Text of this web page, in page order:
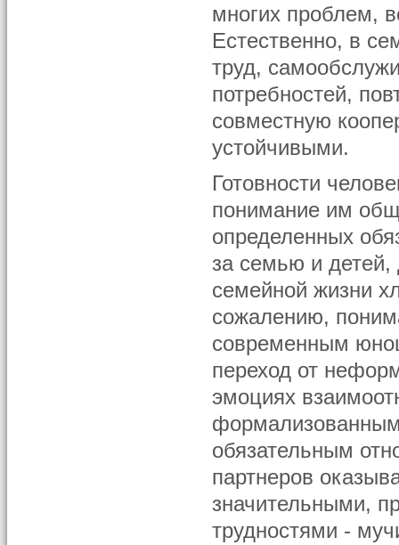
многих проблем,
Естественно, в
труд,
потребностей,
совместную
устойчивыми.
Готовности
понимание им
определенных
за семью и детей,
семейной жизни
сожалению,
современным
переход от
эмоциях
обязательным
партнеров
значительными,
трудностями -